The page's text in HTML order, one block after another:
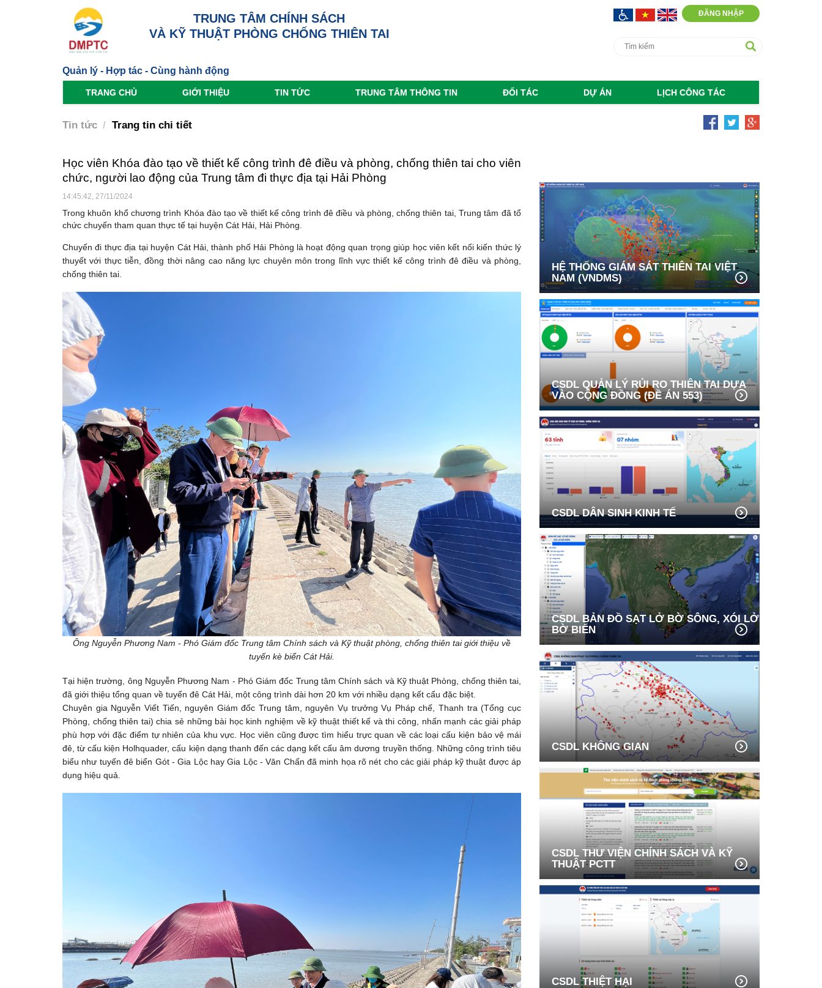
TRUNG TÂM CHÍNH SÁCH
VÀ KỸ THUẬT PHÒNG CHỐNG THIÊN TAI
ĐĂNG NHẬP
Quản lý - Hợp tác - Cùng hành động
TRANG CHỦ GIỚI THIỆU TIN TỨC TRUNG TÂM THÔNG TIN ĐỐI TÁC DỰ ÁN LỊCH CÔNG TÁC
Tin tức Trang tin chi tiết
Học viên Khóa đào tạo về thiết kế công trình đê điều và phòng, chống thiên tai cho viên
chức, người lao động của Trung tâm đi thực địa tại Hải Phòng
14:45:42, 27/11/2024
Trong khuôn khổ chương trình Khóa đào tạo về thiết kế công trình đê điều và phòng, chống thiên tai, Trung tâm đã tổ
chức chuyến tham quan thực tế tại huyện Cát Hải, Hải Phòng.
Chuyến đi thực địa tại huyện Cát Hải, thành phố Hải Phòng là hoạt động quan trọng giúp học viên kết nối kiến thức lý
thuyết với thực tiễn, đồng thời nâng cao năng lực chuyên môn trong lĩnh vực thiết kế công trình đê điều và phòng,
chống thiên tai.
Ông Nguyễn Phương Nam - Phó Giám đốc Trung tâm Chính sách và Kỹ thuật phòng, chống thiên tai giới thiệu về
tuyến kè biển Cát Hải.
Tại hiện trường, ông Nguyễn Phương Nam - Phó Giám đốc Trung tâm Chính sách và Kỹ thuật Phòng, chống thiên tai,
đã giới thiệu tổng quan về tuyến đê Cát Hải, một công trình dài hơn 20 km với nhiều dạng kết cấu đặc biệt.
Chuyên gia Nguyễn Viết Tiến, nguyên Giám đốc Trung tâm, nguyên Vụ trưởng Vụ Pháp chế, Thanh tra (Tổng cục
Phòng, chống thiên tai) chia sẻ những bài học kinh nghiệm về kỹ thuật thiết kế và thi công, nhấn mạnh các giải pháp
phù hợp với đặc điểm tự nhiên của khu vực. Học viên cũng được tìm hiểu trực quan về các loại cấu kiện bảo vệ mái
đê, từ cấu kiện Holhquader, cấu kiện dạng thanh đến các dạng kết cấu âm dương truyền thống. Những công trình tiêu
biểu như tuyến đê biển Gót - Gia Lộc hay Gia Lộc - Văn Chấn đã minh họa rõ nét cho các giải pháp kỹ thuật được áp
dụng hiệu quả.
HỆ THỐNG GIÁM SÁT THIÊN TAI VIỆT
NAM (VNDMS)
CSDL QUẢN LÝ RỦI RO THIÊN TAI DỰA
VÀO CỘNG ĐỒNG (ĐỀ ÁN 553)
CSDL DÂN SINH KINH TẾ
CSDL BẢN ĐỒ SẠT LỞ BỜ SÔNG, XÓI LỞ
BỜ BIỂN
CSDL KHÔNG GIAN
CSDL THƯ VIỆN CHÍNH SÁCH VÀ KỸ
THUẬT PCTT
CSDL THIỆT HẠI